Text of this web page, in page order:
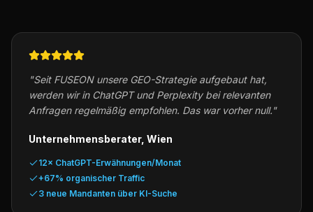
"Seit FUSEON unsere GEO-Strategie aufgebaut hat,
werden wir in ChatGPT und Perplexity bei relevanten
Anfragen regelmäßig empfohlen. Das war vorher null."
Unternehmensberater, Wien
12× ChatGPT-Erwähnungen/Monat
+67% organischer Traffic
3 neue Mandanten über KI-Suche